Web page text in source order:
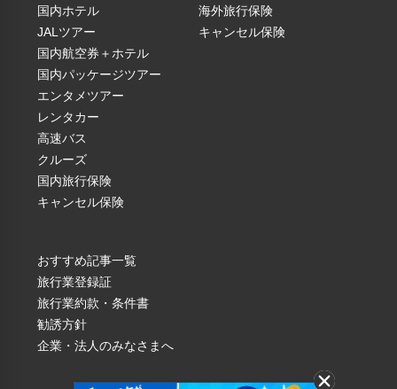
インターメディアテク
東京ステーションホテル
★東京駅開業の翌年、1915年にオープンした歴史ある「東京
・お申込みのタイミングにより完売している場合がございま
生により催行中止となる場合がございます。
部屋人数に応じて料金をご確認いただけます。
出発日
国内ホテル
JALツアー
国内航空券＋ホテル
国内パッケージツアー
エンタメツアー
レンタカー
高速バス
クルーズ
国内旅行保険
キャンセル保険
海外旅行保険
キャンセル保険
おすすめ記事一覧
旅行業登録証
旅行業約款・条件書
勧誘方針
企業・法人のみなさまへ